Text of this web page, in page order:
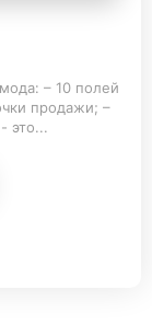
– 10 полей
продажи; –
это...